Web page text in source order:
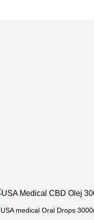
USA medical Oral Drops